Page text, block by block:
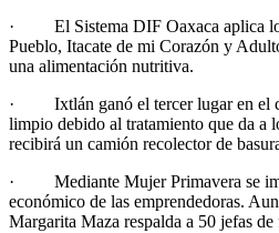
· El Sistema DIF Oaxaca aplica
Pueblo, Itacate de mi Corazón y
una alimentación nutritiva.
· Ixtlán ganó el tercer lugar en el
limpio debido al tratamiento que da a
recibirá un camión recolector de
· Mediante Mujer Primavera se
económico de las emprendedoras.
Margarita Maza respalda a 50 jefas